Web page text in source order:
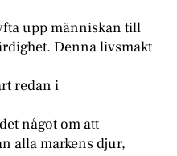
upp människan till
Denna livsmakt
redan i
något om att
alla markens djur,